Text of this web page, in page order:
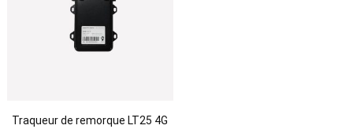
Traqueur de remorque LT25 4G